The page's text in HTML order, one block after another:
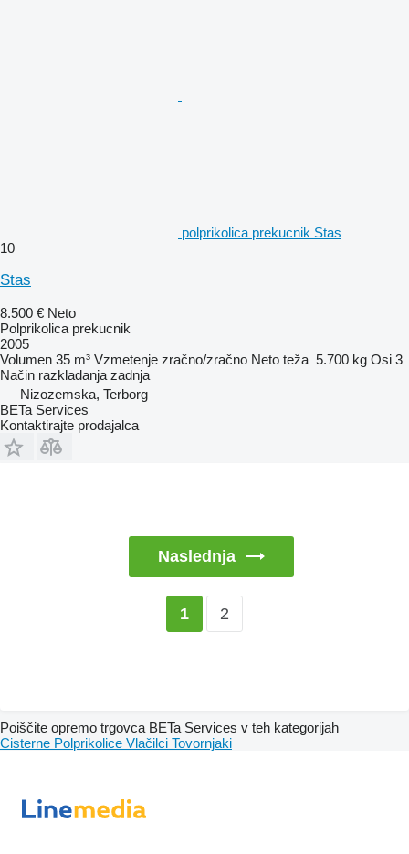
polprikolica prekucnik Stas
10
Stas
8.500 € Neto
Polprikolica prekucnik
2005
Volumen 35 m³ Vzmetenje zračno/zračno Neto teža 5.700 kg Osi 3
Način razkladanja zadnja
Nizozemska, Terborg
BETa Services
Kontaktirajte prodajalca
Naslednja
1 2
Poiščite opremo trgovca BETa Services v teh kategorijah
Cisterne Polprikolice Vlačilci Tovornjaki